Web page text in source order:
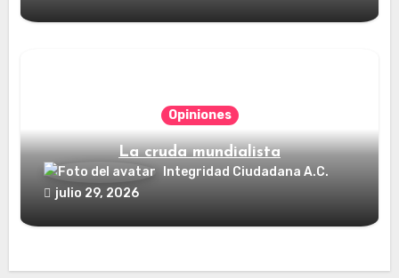
Opiniones
La cruda mundialista
Integridad Ciudadana A.C.
julio 29, 2026